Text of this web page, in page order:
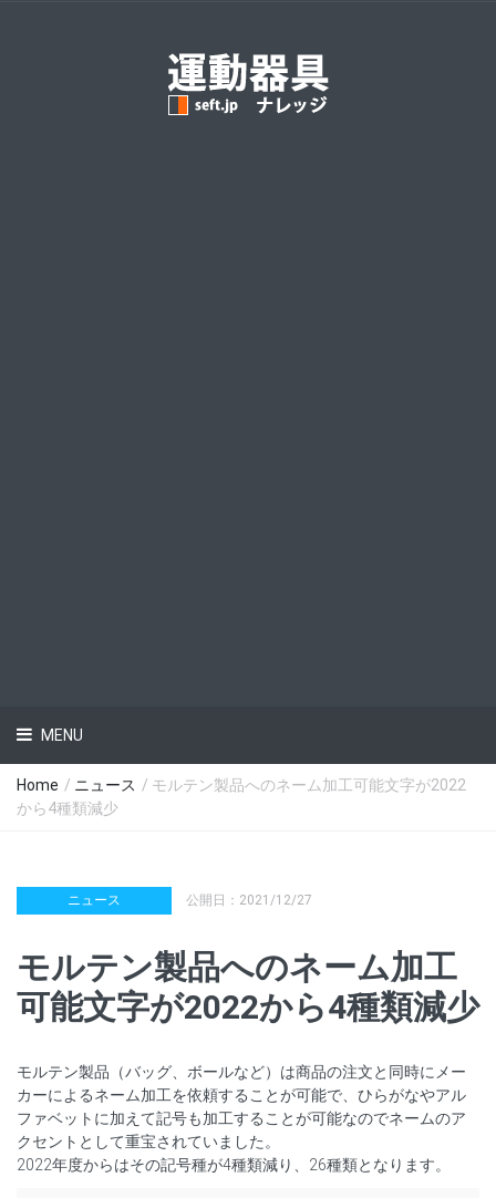
MENU
Home / ニュース / モルテン製品へのネーム加工可能文字が2022
から4種類減少
ニュース 公開日：2021/12/27
モルテン製品へのネーム加工
可能文字が2022から4種類減少
モルテン製品（バッグ、ボールなど）は商品の注文と同時にメー
カーによるネーム加工を依頼することが可能で、ひらがなやアル
ファベットに加えて記号も加工することが可能なのでネームのア
クセントとして重宝されていました。
2022年度からはその記号種が4種類減り、26種類となります。